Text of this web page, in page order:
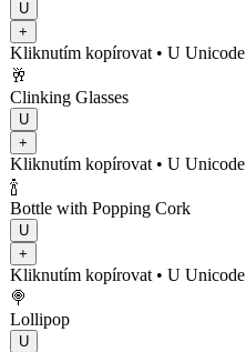
U
+
Kliknutím kopírovat • U Unicode
🥂
Clinking Glasses
U
+
Kliknutím kopírovat • U Unicode
🍾
Bottle with Popping Cork
U
+
Kliknutím kopírovat • U Unicode
🍭
Lollipop
U